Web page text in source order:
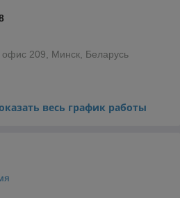
офис 209, Минск, Беларусь
весь график работы